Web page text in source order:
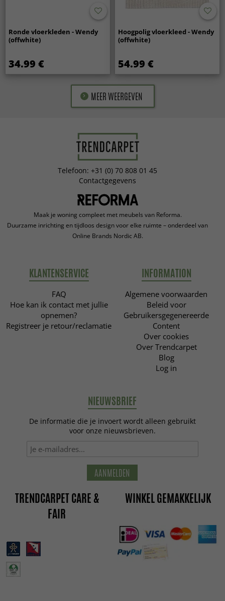
Ronde vloerkleden - Wendy
(offwhite)
34.99 €
Hoogpolig vloerkleed - Wendy
(offwhite)
54.99 €
MEER WEERGEVEN
Telefoon: +31 (0) 70 808 01 45
Contactgegevens
Maak je woning compleet met meubels van Reforma.
Duurzame inrichting en tijdloos design voor elke ruimte – onderdeel van
Online Brands Nordic AB.
KLANTENSERVICE
FAQ
Hoe kan ik contact met jullie
opnemen?
Registreer je retour/reclamatie
INFORMATION
Algemene voorwaarden
Beleid voor
Gebruikersgegenereerde
Content
Over cookies
Over Trendcarpet
Blog
Log in
NIEUWSBRIEF
De informatie die je invoert wordt alleen gebruikt
voor onze nieuwsbrieven.
AANMELDEN
TRENDCARPET CARE &
FAIR
WINKEL GEMAKKELIJK